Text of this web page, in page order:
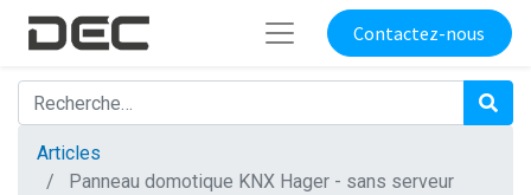
Contactez-nous
Articles
Panneau domotique KNX Hager - sans serveur